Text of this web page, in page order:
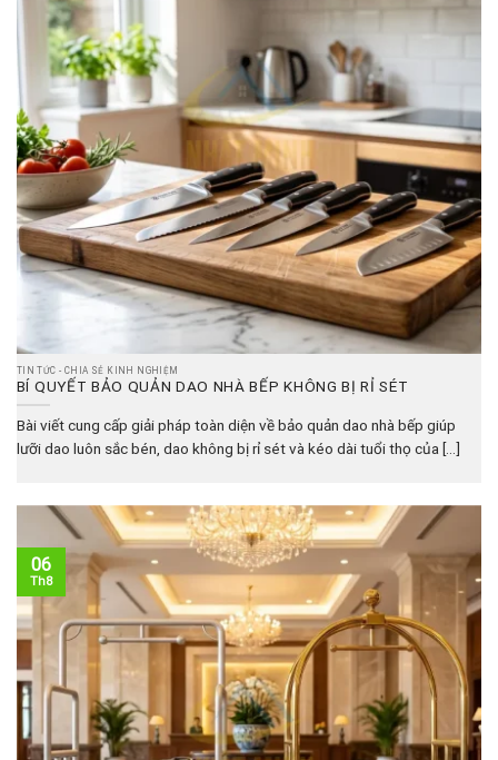
TIN TỨC - CHIA SẺ KINH NGHIỆM
BÍ QUYẾT BẢO QUẢN DAO NHÀ BẾP KHÔNG BỊ RỈ SÉT
Bài viết cung cấp giải pháp toàn diện về bảo quản dao nhà bếp giúp
lưỡi dao luôn sắc bén, dao không bị rỉ sét và kéo dài tuổi thọ của [...]
06
Th8